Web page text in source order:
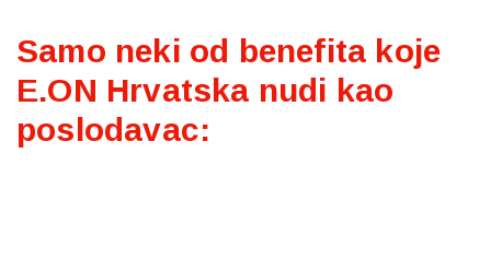
Samo neki od benefita koje
E.ON Hrvatska nudi kao
poslodavac: